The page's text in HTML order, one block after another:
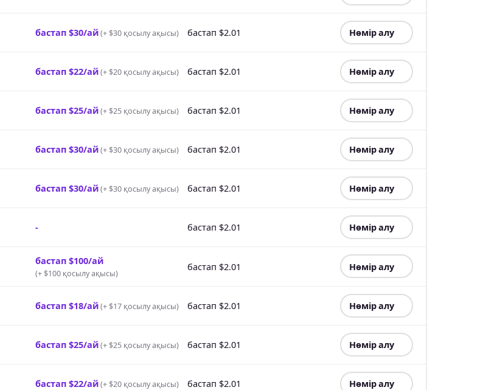
бастап $30/ай(+ $30 қосылу ақысы) бастап $2.01 Нөмір алу
бастап $22/ай(+ $20 қосылу ақысы) бастап $2.01 Нөмір алу
бастап $25/ай(+ $25 қосылу ақысы) бастап $2.01 Нөмір алу
бастап $30/ай(+ $30 қосылу ақысы) бастап $2.01 Нөмір алу
бастап $30/ай(+ $30 қосылу ақысы) бастап $2.01 Нөмір алу
- бастап $2.01 Нөмір алу
бастап $100/ай
(+ $100 қосылу ақысы)
бастап $2.01 Нөмір алу
бастап $18/ай(+ $17 қосылу ақысы) бастап $2.01 Нөмір алу
бастап $25/ай(+ $25 қосылу ақысы) бастап $2.01 Нөмір алу
бастап $22/ай(+ $20 қосылу ақысы) бастап $2.01 Нөмір алу